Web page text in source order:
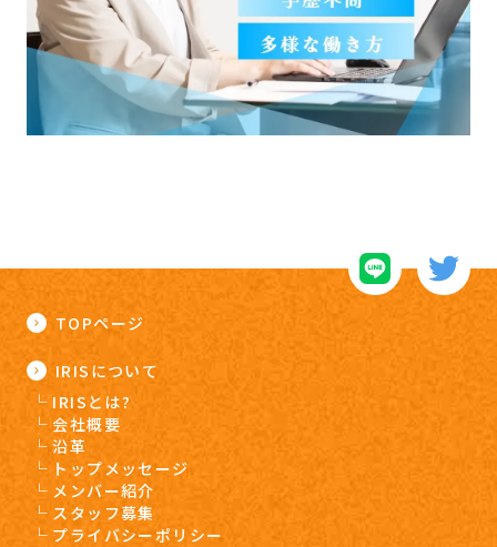
TOPページ
IRISについて
IRISとは?
会社概要
沿革
トップメッセージ
メンバー紹介
スタッフ募集
プライバシーポリシー